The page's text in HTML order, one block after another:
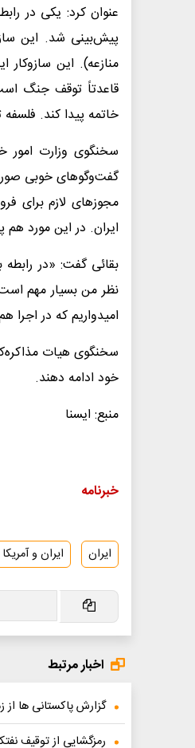
پیش‌بینی شد. این
منازعه). این
قاعدتاً توقف جنگ
خاتمه پیدا کند.
سخنگوی وزارت امور
مجوزهای لازم برای
ایران. در این مورد
بقائی گفت: «در
نظر من بسیار مهم
امیدواریم که در
سخنگوی هیات
خود ادامه دهند.
منبع: ایسنا
خبرنامه
ایران ایران و آمریکا
اخبار مرتبط
گزارش پاکستانی ها از
رمزگشایی از توقیف